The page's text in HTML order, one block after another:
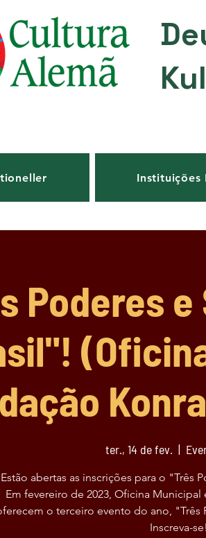
Instituições
Poderes
ter., 14 de fev.
  |
Estão abertas as inscrições para o "Três
Em fevereiro de 2023, Oficina
o terceiro evento do ano, "Três
Inscreva-se!